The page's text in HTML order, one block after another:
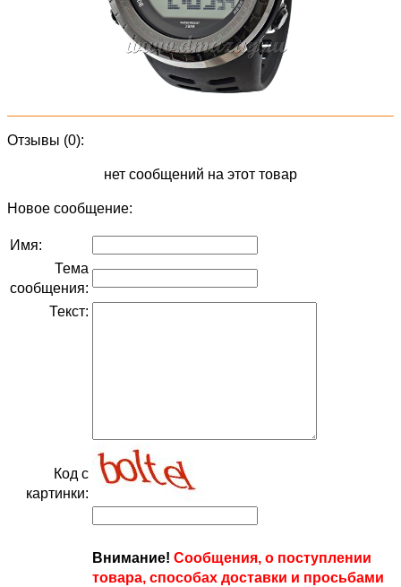
Отзывы (0):
нет сообщений на этот товар
Новое сообщение:
Имя:
Тема
сообщения:
Текст:
Код с
картинки:
Внимание! Сообщения, о поступлении
товара, способах доставки и просьбами